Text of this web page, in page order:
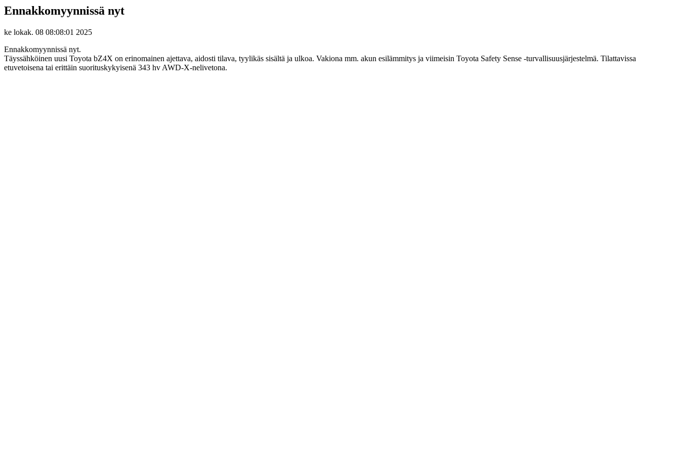
Ennakkomyynnissä nyt
ke lokak. 08 08:08:01 2025
Ennakkomyynnissä nyt.
Täyssähköinen uusi Toyota bZ4X on erinomainen ajettava, aidosti tilava, tyylikäs sisältä ja ulkoa. Vakiona mm. akun esilämmitys ja viimeisin Toyota Safety Sense -turvallisuusjärjestelmä. Tilattavissa
etuvetoisena tai erittäin suorituskykyisenä 343 hv AWD-X-nelivetona.